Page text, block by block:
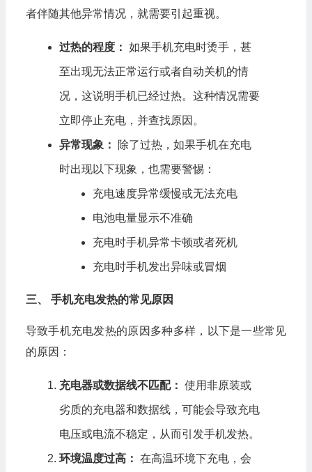
者伴随其他异常情况，就需要引起重视。
过热的程度： 如果手机充电时烫手，甚
至出现无法正常运行或者自动关机的情
况，这说明手机已经过热。这种情况需要
立即停止充电，并查找原因。
异常现象： 除了过热，如果手机在充电
时出现以下现象，也需要警惕：
充电速度异常缓慢或无法充电
电池电量显示不准确
充电时手机异常卡顿或者死机
充电时手机发出异味或冒烟
三、 手机充电发热的常见原因
导致手机充电发热的原因多种多样，以下是一些常见
的原因：
充电器或数据线不匹配： 使用非原装或
劣质的充电器和数据线，可能会导致充电
电压或电流不稳定，从而引发手机发热。
环境温度过高： 在高温环境下充电，会